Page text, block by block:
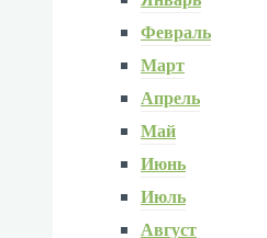
Февраль
Март
Апрель
Май
Июнь
Июль
Август